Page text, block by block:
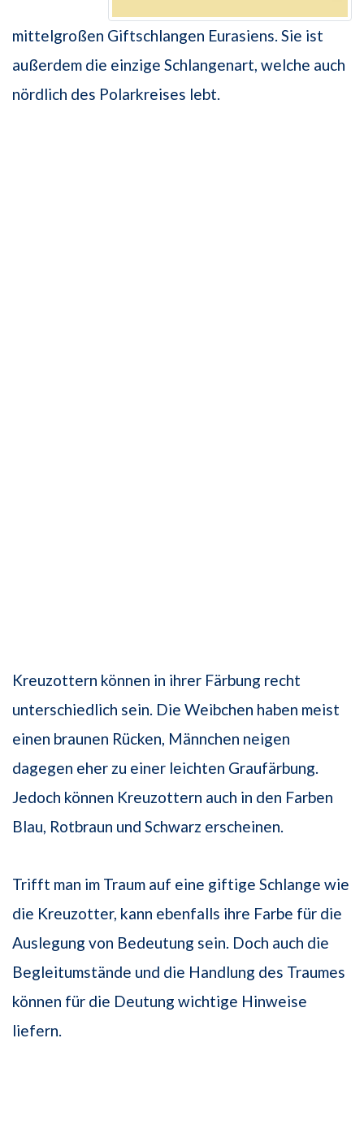
mittelgroßen Giftschlangen Eurasiens. Sie ist
außerdem die einzige Schlangenart, welche auch
nördlich des Polarkreises lebt.
Kreuzottern können in ihrer Färbung recht
unterschiedlich sein. Die Weibchen haben meist
einen braunen Rücken, Männchen neigen
dagegen eher zu einer leichten Graufärbung.
Jedoch können Kreuzottern auch in den Farben
Blau, Rotbraun und Schwarz erscheinen.
Trifft man im Traum auf eine giftige Schlange wie
die Kreuzotter, kann ebenfalls ihre Farbe für die
Auslegung von Bedeutung sein. Doch auch die
Begleitumstände und die Handlung des Traumes
können für die Deutung wichtige Hinweise
liefern.